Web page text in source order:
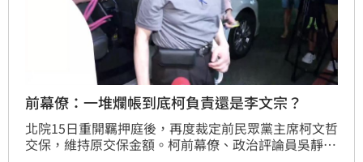
前幕僚：一堆爛帳到底柯負責還是李文宗？
北院15日重開羈押庭後，再度裁定前民眾黨主席柯文哲
交保，維持原交保金額。柯前幕僚、政治評論員吳靜怡